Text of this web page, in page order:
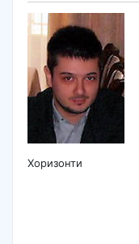
Хоризонти